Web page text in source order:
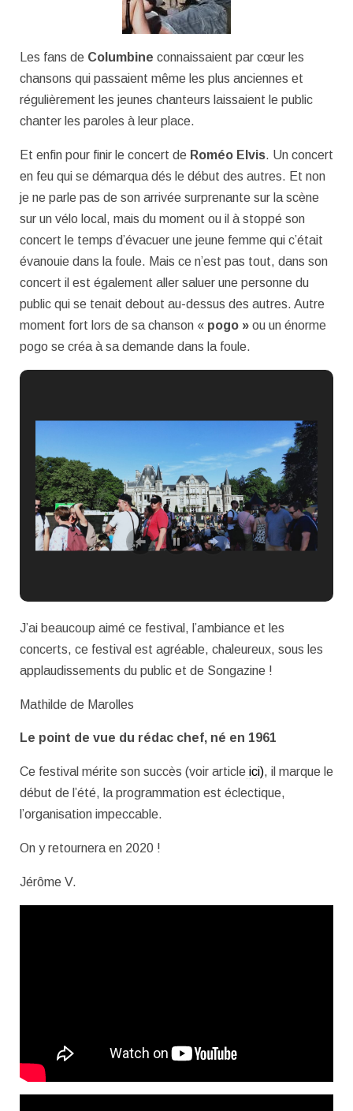
Les fans de Columbine connaissaient par cœur les
chansons qui passaient même les plus anciennes et
régulièrement les jeunes chanteurs laissaient le public
chanter les paroles à leur place.
Et enfin pour finir le concert de Roméo Elvis. Un concert
en feu qui se démarqua dés le début des autres. Et non
je ne parle pas de son arrivée surprenante sur la scène
sur un vélo local, mais du moment ou il à stoppé son
concert le temps d’évacuer une jeune femme qui c’était
évanouie dans la foule. Mais ce n’est pas tout, dans son
concert il est également aller saluer une personne du
public qui se tenait debout au-dessus des autres. Autre
moment fort lors de sa chanson « pogo » ou un énorme
pogo se créa à sa demande dans la foule.
J’ai beaucoup aimé ce festival, l’ambiance et les
concerts, ce festival est agréable, chaleureux, sous les
applaudissements du public et de Songazine !
Mathilde de Marolles
Le point de vue du rédac chef, né en 1961
Ce festival mérite son succès (voir article ici), il marque le
début de l’été, la programmation est éclectique,
l’organisation impeccable.
On y retournera en 2020 !
Jérôme V.